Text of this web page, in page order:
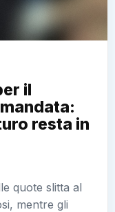
il
resta in
quote slitta al
mentre gli